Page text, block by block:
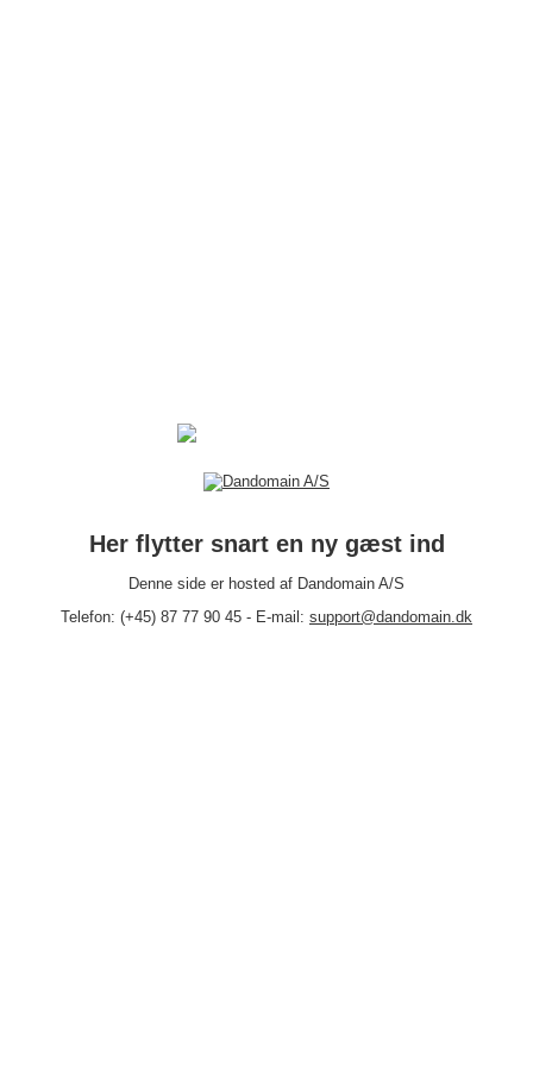
Her flytter snart en ny gæst ind
Denne side er hosted af Dandomain A/S
Telefon: (+45) 87 77 90 45 - E-mail: support@dandomain.dk